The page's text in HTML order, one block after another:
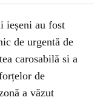
ieșeni au fost
de urgentă de
carosabilă si a
de
a văzut